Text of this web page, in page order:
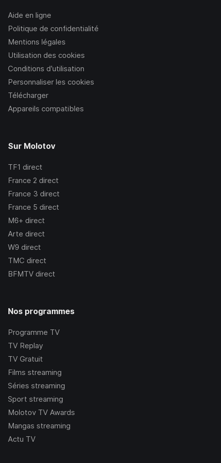
Aide en ligne
Politique de confidentialité
Mentions légales
Utilisation des cookies
Conditions d’utilisation
Personnaliser les cookies
Télécharger
Appareils compatibles
Sur Molotov
TF1 direct
France 2 direct
France 3 direct
France 5 direct
M6+ direct
Arte direct
W9 direct
TMC direct
BFMTV direct
Nos programmes
Programme TV
TV Replay
TV Gratuit
Films streaming
Séries streaming
Sport streaming
Molotov TV Awards
Mangas streaming
Actu TV